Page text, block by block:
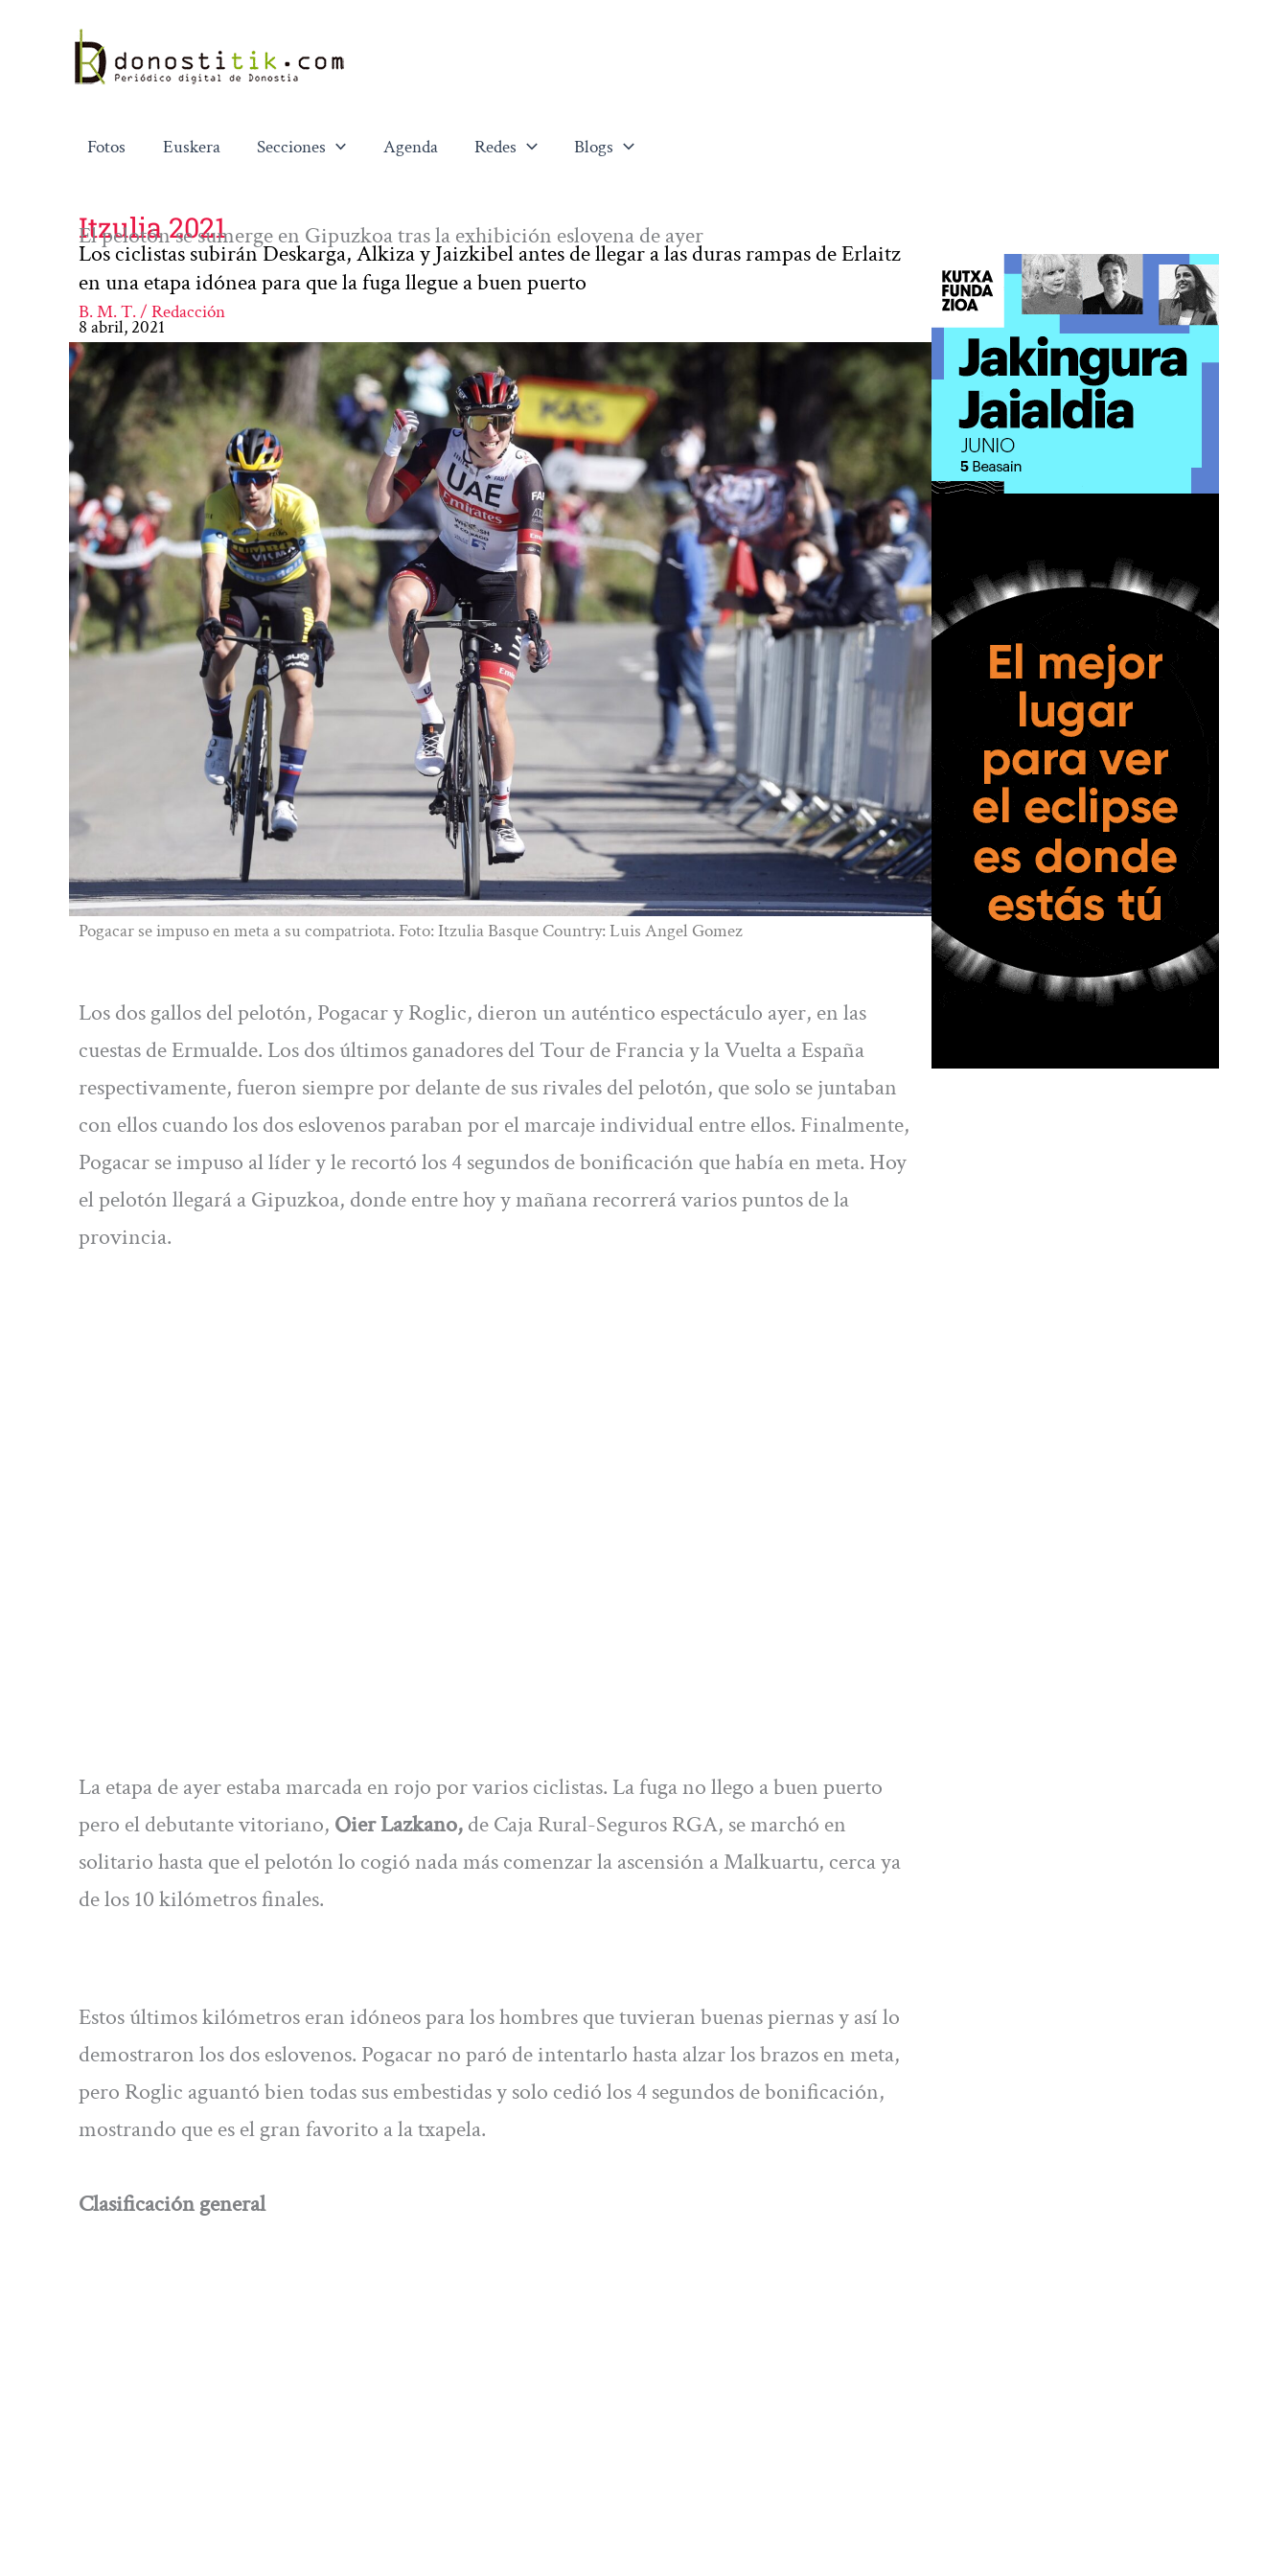
contenido
Fotos Euskera Secciones Agenda Redes Blogs
Itzulia 2021
El pelotón se sumerge en Gipuzkoa tras la exhibición eslovena de ayer
Los ciclistas subirán Deskarga, Alkiza y Jaizkibel antes de llegar a las duras rampas de Erlaitz
en una etapa idónea para que la fuga llegue a buen puerto
B. M. T. / Redacción
8 abril, 2021
Pogacar se impuso en meta a su compatriota. Foto: Itzulia Basque Country: Luis Angel Gomez
Los dos gallos del pelotón, Pogacar y Roglic, dieron un auténtico espectáculo ayer, en las
cuestas de Ermualde. Los dos últimos ganadores del Tour de Francia y la Vuelta a España
respectivamente, fueron siempre por delante de sus rivales del pelotón, que solo se juntaban
con ellos cuando los dos eslovenos paraban por el marcaje individual entre ellos. Finalmente,
Pogacar se impuso al líder y le recortó los 4 segundos de bonificación que había en meta. Hoy
el pelotón llegará a Gipuzkoa, donde entre hoy y mañana recorrerá varios puntos de la
provincia.
La etapa de ayer estaba marcada en rojo por varios ciclistas. La fuga no llego a buen puerto
pero el debutante vitoriano, Oier Lazkano,de Caja Rural-Seguros RGA, se marchó en
solitario hasta que el pelotón lo cogió nada más comenzar la ascensión a Malkuartu, cerca ya
de los 10 kilómetros finales.
Estos últimos kilómetros eran idóneos para los hombres que tuvieran buenas piernas y así lo
demostraron los dos eslovenos. Pogacar no paró de intentarlo hasta alzar los brazos en meta,
pero Roglic aguantó bien todas sus embestidas y solo cedió los 4 segundos de bonificación,
mostrando que es el gran favorito a la txapela.
Clasificación general